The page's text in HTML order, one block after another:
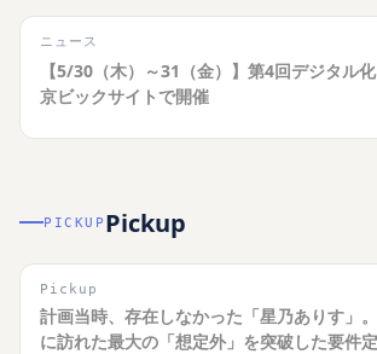
ニュース
【5/30（木）～31（金）】第4回デジタル
京ビックサイトで開催
PICKUP Pickup
Pickup
計画当時、存在しなかった「星乃ありす」
に訪れた最大の「想定外」を突破した要件